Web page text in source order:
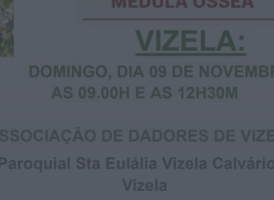
OuTonalidades apresenta Bolsa de Grupos
para 2027 com 48 projetos musicais pré-
Rádio Caria
Centum Cellas entra na fase decisiva das
Novas 7 Maravilhas de Portugal
HOJE, 23:24
Rádio Caria
ULS da Guarda recebe quatro novas Unidades
HOJE, 23:17